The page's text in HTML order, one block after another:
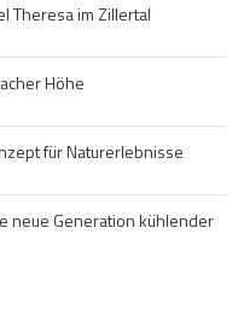
Theresa im Zillertal
Höhe
für Naturerlebnisse
neue Generation kühlender